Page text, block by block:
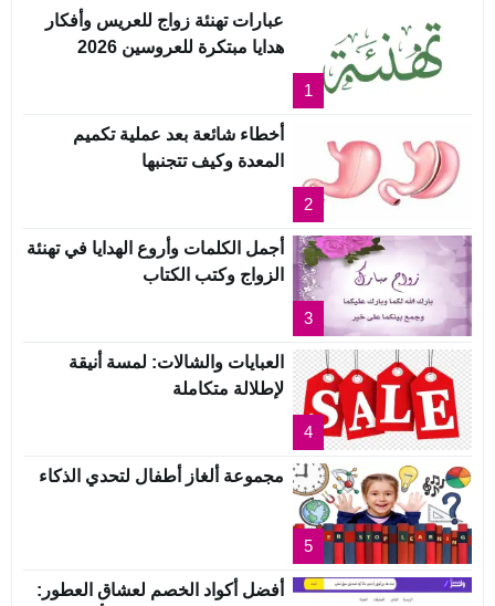
1
عبارات تهنئة زواج للعريس وأفكار
هدايا مبتكرة للعروسين 2026
2
أخطاء شائعة بعد عملية تكميم
المعدة وكيف تتجنبها
3
أجمل الكلمات وأروع الهدايا في تهنئة
الزواج وكتب الكتاب
4
العبايات والشالات: لمسة أنيقة
لإطلالة متكاملة
5
مجموعة ألغاز أطفال لتحدي الذكاء
أفضل أكواد الخصم لعشاق العطور: